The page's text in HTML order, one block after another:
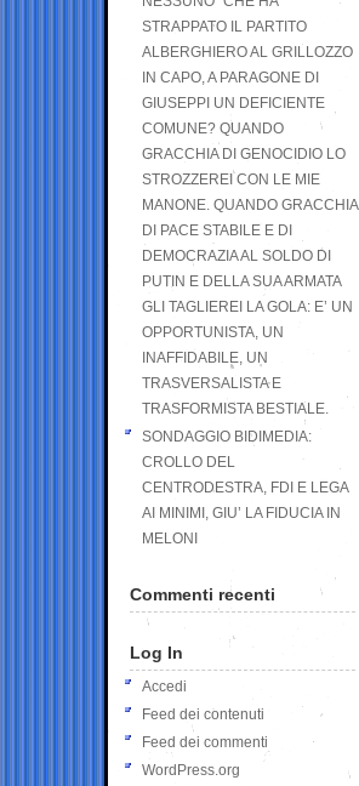
STRAPPATO IL PARTITO
ALBERGHIERO AL GRILLOZZO
IN CAPO, A PARAGONE DI
GIUSEPPI UN DEFICIENTE
COMUNE? QUANDO
GRACCHIA DI GENOCIDIO LO
STROZZEREI CON LE MIE
MANONE. QUANDO GRACCHIA
DI PACE STABILE E DI
DEMOCRAZIA AL SOLDO DI
PUTIN E DELLA SUA ARMATA
GLI TAGLIEREI LA GOLA: E’ UN
OPPORTUNISTA, UN
INAFFIDABILE, UN
TRASVERSALISTA E
TRASFORMISTA BESTIALE.
SONDAGGIO BIDIMEDIA:
CROLLO DEL
CENTRODESTRA, FDI E LEGA
AI MINIMI, GIU’ LA FIDUCIA IN
MELONI
Commenti recenti
Log In
Accedi
Feed dei contenuti
Feed dei commenti
WordPress.org